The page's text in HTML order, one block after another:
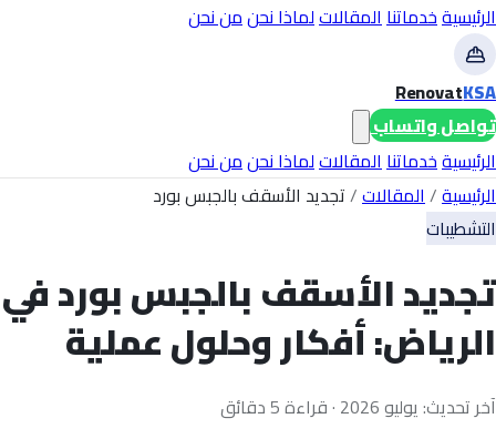
الرئيسيةخدماتناالمقالاتلماذا نحنمن نحن
RenovatKSA
تواصل واتساب
الرئيسيةخدماتناالمقالاتلماذا نحنمن نحن
الرئيسية/المقالات/تجديد الأسقف بالجبس بورد
التشطيبات
تجديد الأسقف بالجبس بورد في
الرياض: أفكار وحلول عملية
آخر تحديث: يوليو 2026 · قراءة 5 دقائق